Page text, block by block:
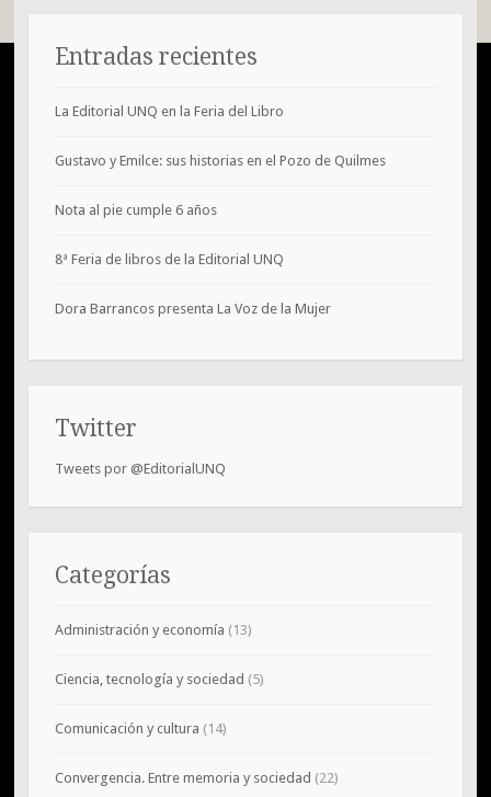
Entradas recientes
La Editorial UNQ en la Feria del Libro
Gustavo y Emilce: sus historias en el Pozo de Quilmes
Nota al pie cumple 6 años
8ª Feria de libros de la Editorial UNQ
Dora Barrancos presenta La Voz de la Mujer
Twitter
Tweets por @EditorialUNQ
Categorías
Administración y economía (13)
Ciencia, tecnología y sociedad (5)
Comunicación y cultura (14)
Convergencia. Entre memoria y sociedad (22)